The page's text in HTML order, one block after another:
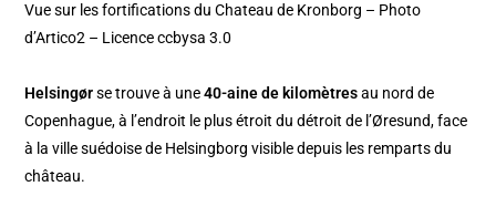
Vue sur les fortifications du Chateau de Kronborg – Photo
d’Artico2 – Licence ccbysa 3.0
Helsingørse trouve à une40-aine de kilomètresau nord de
Copenhague, à l’endroit le plus étroit du détroit de l’Øresund, face
à la ville suédoise de Helsingborg visible depuis les remparts du
château.